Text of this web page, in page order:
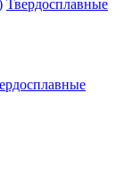
Твердосплавные